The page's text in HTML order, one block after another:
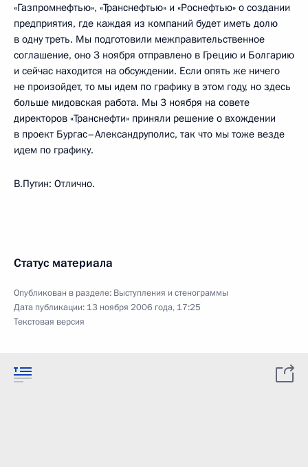
«Газпромнефтью», «Транснефтью» и «Роснефтью» о создании
предприятия, где каждая из компаний будет иметь долю
в одну треть. Мы подготовили межправительственное
соглашение, оно 3 ноября отправлено в Грецию и Болгарию
и сейчас находится на обсуждении. Если опять же ничего
не произойдет, то мы идем по графику в этом году, но здесь
больше мидовская работа. Мы 3 ноября на совете
директоров «Транснефти» приняли решение о вхождении
в проект Бургас–Александруполис, так что мы тоже везде
идем по графику.
В.Путин: Отлично.
Статус материала
Опубликован в разделе: Выступления и стенограммы
Дата публикации: 13 ноября 2006 года, 17:25
Текстовая версия